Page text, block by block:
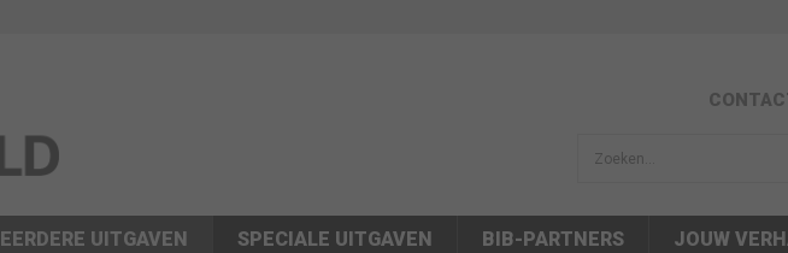
sisea.search
EERDERE UITGAVEN SPECIALE UITGAVEN BIB-PARTNERS JOUW